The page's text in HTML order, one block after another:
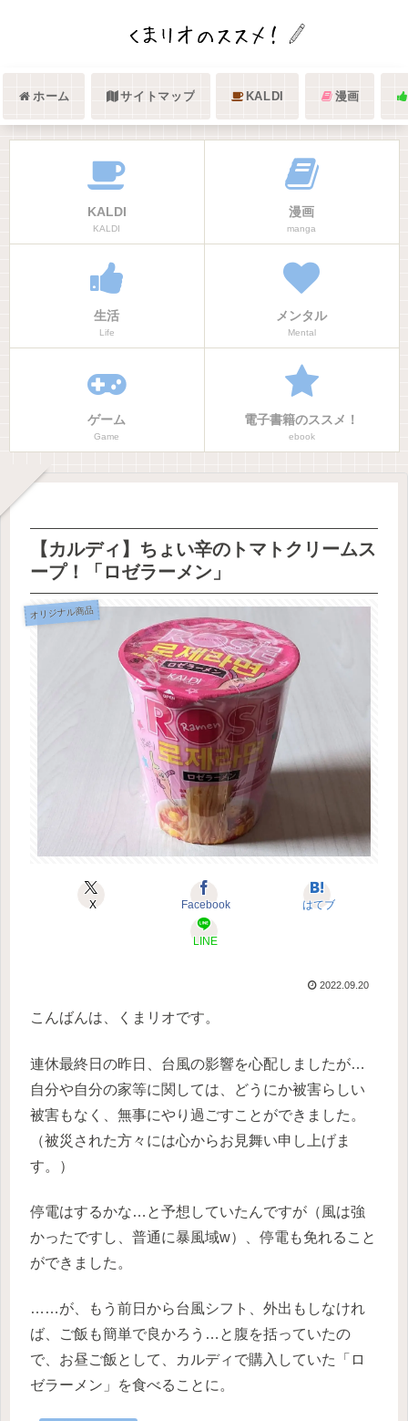
ホーム サイトマップ KALDI 漫画
KALDI
KALDI
漫画
manga
生活
Life
メンタル
Mental
ゲーム
Game
電子書籍のススメ！
ebook
【カルディ】ちょい辛のトマトクリームス
ープ！「ロゼラーメン」
オリジナル商品
X Facebook はてブ
LINE
2022.09.20
こんばんは、くまリオです。
連休最終日の昨日、台風の影響を心配しましたが…
自分や自分の家等に関しては、どうにか被害らしい
被害もなく、無事にやり過ごすことができました。
（被災された方々には心からお見舞い申し上げま
す。）
停電はするかな…と予想していたんですが（風は強
かったですし、普通に暴風域w）、停電も免れること
ができました。
……が、もう前日から台風シフト、外出もしなけれ
ば、ご飯も簡単で良かろう…と腹を括っていたの
で、お昼ご飯として、カルディで購入していた「ロ
ゼラーメン」を食べることに。